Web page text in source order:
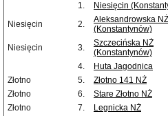
1.
Niesięcin
Niesięcin
2.
Aleksandrowska NŻ
(Konstantynów)
Niesięcin
3.
Szczecińska NŻ
(Konstantynów)
4.
Huta Jagodnica
Złotno
5. Złotno 141 NŻ
Złotno
6. Stare Złotno NŻ
Złotno
7. Legnicka NŻ